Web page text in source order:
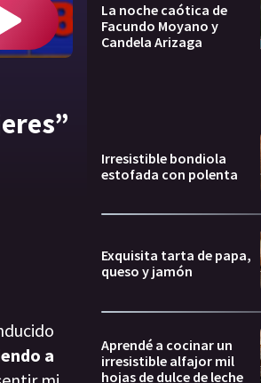
a
La noche caótica de
Facundo Moyano y
Candela Arizaga
Irresistible bondiola
estofada con polenta
Exquisita tarta de papa,
queso y jamón
Aprendé a cocinar un
irresistible alfajor mil
hojas de dulce de leche